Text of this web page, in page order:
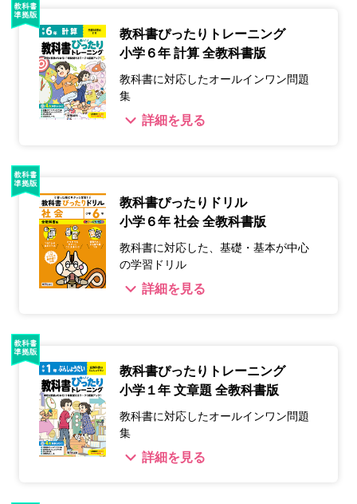
教科書ぴったりトレーニング
小学６年 計算 全教科書版
教科書に対応したオールインワン問題
集
詳細を見る
教科書ぴったりドリル
小学６年 社会 全教科書版
教科書に対応した、基礎・基本が中心
の学習ドリル
詳細を見る
教科書ぴったりトレーニング
小学１年 文章題 全教科書版
教科書に対応したオールインワン問題
集
詳細を見る